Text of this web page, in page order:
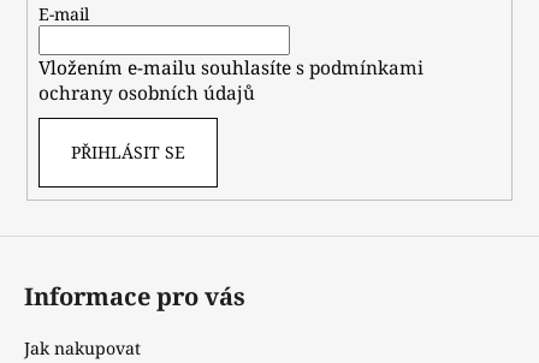
E-mail
Vložením e-mailu souhlasíte spodmínkami
ochrany osobních údajů
PŘIHLÁSIT SE
Informace pro vás
Jak nakupovat